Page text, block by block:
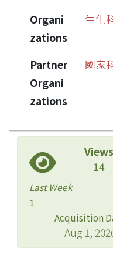
Organi
zations
生化
Partner
Organi
zations
國家
Views
14
Last Week
1
Acquisition
Aug 1,